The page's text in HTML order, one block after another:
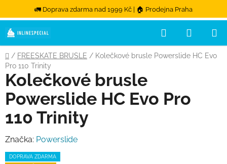
🚛 Doprava zdarma nad 1999 Kč | 🏠 Prodejna Praha
Přejít na obsah
Hledat
Domů
/ FREESKATE BRUSLE / Kolečkové brusle Powerslide HC Evo
Pro 110 Trinity
Kolečkové brusle
Powerslide HC Evo Pro
110 Trinity
Značka: Powerslide
DOPRAVA ZDARMA